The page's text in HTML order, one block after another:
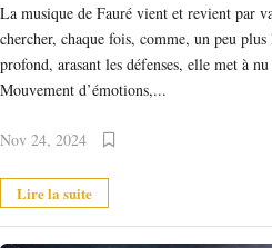
La musique de Fauré vient et revient par
chercher, chaque fois, comme, un peu
profond, arasant les défenses, elle met à
Mouvement d’émotions,...
Nov 24, 2024
Lire la suite